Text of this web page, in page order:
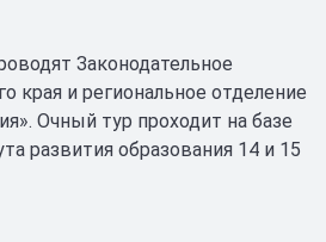
Законодательное
края и региональное отделение
Очный тур проходит на базе
развития образования 14 и 15